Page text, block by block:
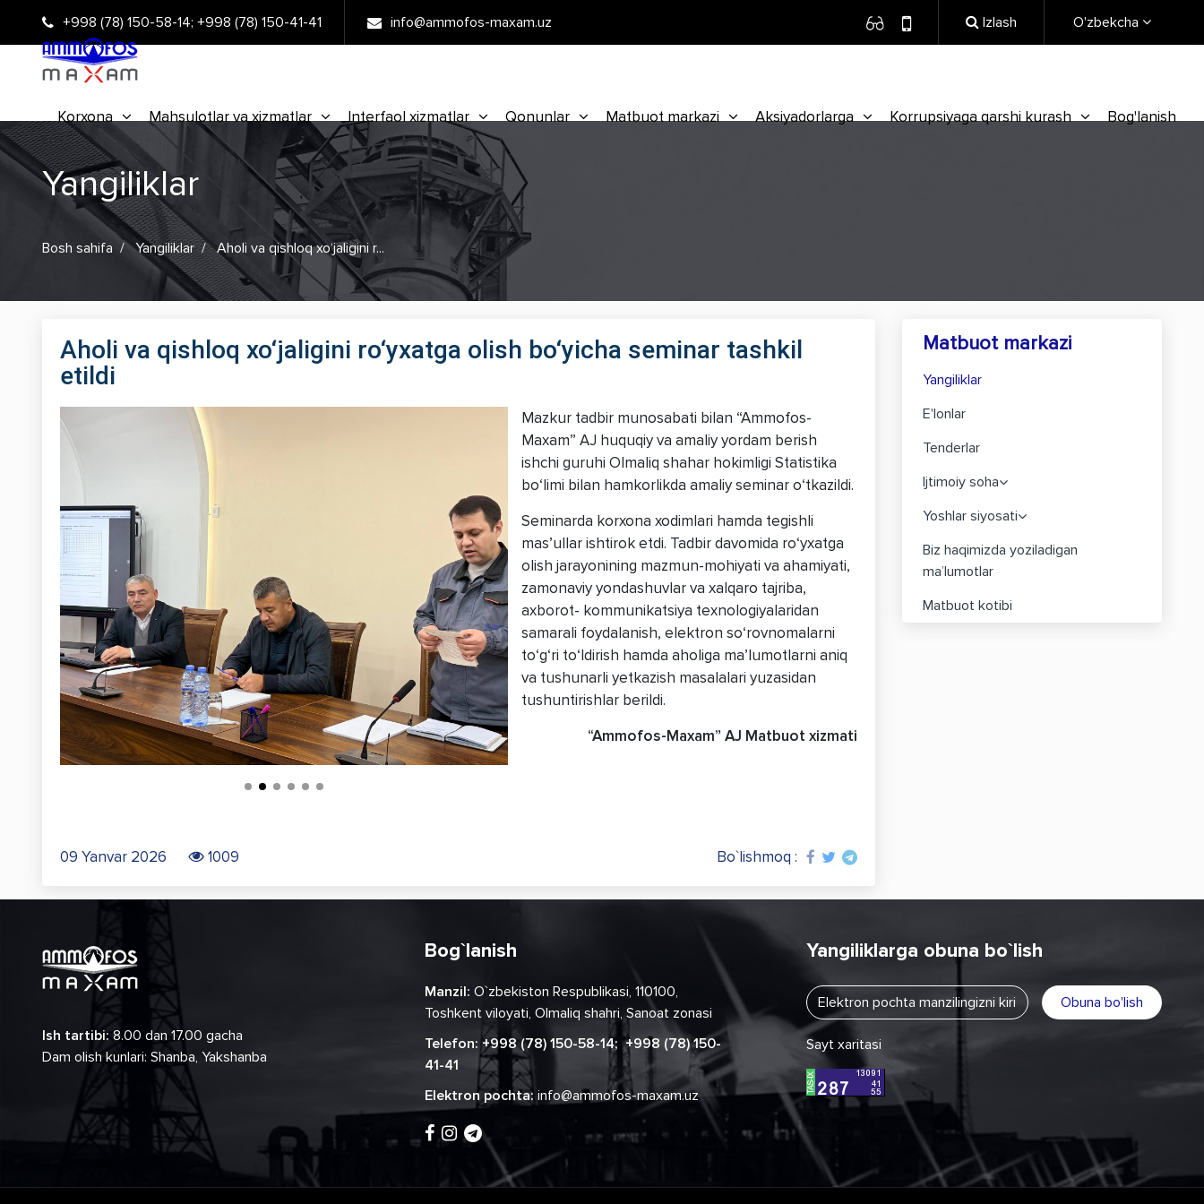
+998 (78) 150-58-14; +998 (78) 150-41-41 info@ammofos-maxam.uz Izlash O'zbekcha
Korxona Mahsulotlar va xizmatlar Interfaol xizmatlar Qonunlar Matbuot markazi Aksiyadorlarga Korrupsiyaga qarshi kurash Bog'lanish
Yangiliklar
Bosh sahifa Yangiliklar Aholi va qishloq xo‘jaligini r...
Aholi va qishloq xo‘jaligini ro‘yxatga olish bo‘yicha seminar tashkil
etildi
Mazkur tadbir munosabati bilan “Ammofos-
Maxam” AJ huquqiy va amaliy yordam berish
ishchi guruhi Olmaliq shahar hokimligi Statistika
bo‘limi bilan hamkorlikda amaliy seminar o‘tkazildi.
Seminarda korxona xodimlari hamda tegishli
mas’ullar ishtirok etdi. Tadbir davomida ro‘yxatga
olish jarayonining mazmun-mohiyati va ahamiyati,
zamonaviy yondashuvlar va xalqaro tajriba,
axborot- kommunikatsiya texnologiyalaridan
samarali foydalanish, elektron so‘rovnomalarni
to‘g‘ri to‘ldirish hamda aholiga ma’lumotlarni aniq
va tushunarli yetkazish masalalari yuzasidan
tushuntirishlar berildi.
“Ammofos-Maxam” AJ Matbuot xizmati
09 Yanvar 2026 1009 Bo`lishmoq :
Matbuot markazi
Yangiliklar
E'lonlar
Tenderlar
Ijtimoiy soha
Yoshlar siyosati
Biz haqimizda yoziladigan
ma’lumotlar
Matbuot kotibi
Ish tartibi: 8.00 dan 17.00 gacha
Dam olish kunlari: Shanba, Yakshanba
Bog`lanish
Manzil: O`zbekiston Respublikasi, 110100,
Toshkent viloyati, Olmaliq shahri, Sanoat zonasi
Telefon: +998 (78) 150-58-14; +998 (78) 150-
41-41
Elektron pochta: info@ammofos-maxam.uz
Yangiliklarga obuna bo`lish
Obuna bo'lish
Sayt xaritasi